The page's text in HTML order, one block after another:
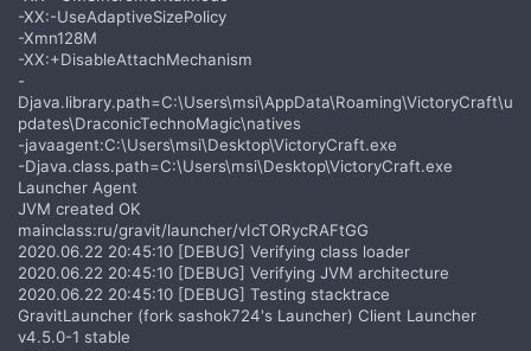
-XX:-UseAdaptiveSizePolicy
-Xmn128M
-XX:+DisableAttachMechanism
-
Djava.library.path=C:\Users\msi\AppData\Roaming\VictoryCraft\u
pdates\DraconicTechnoMagic\natives
-javaagent:C:\Users\msi\Desktop\VictoryCraft.exe
-Djava.class.path=C:\Users\msi\Desktop\VictoryCraft.exe
Launcher Agent
JVM created OK
mainclass:ru/gravit/launcher/vIcTORycRAFtGG
2020.06.22 20:45:10 [DEBUG] Verifying class loader
2020.06.22 20:45:10 [DEBUG] Verifying JVM architecture
2020.06.22 20:45:10 [DEBUG] Testing stacktrace
GravitLauncher (fork sashok724's Launcher) Client Launcher
v4.5.0-1 stable